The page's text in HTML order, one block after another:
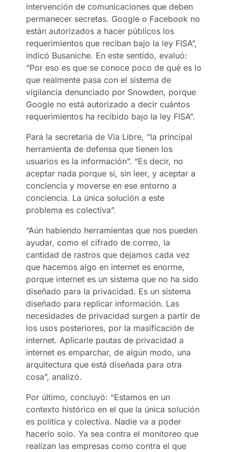
intervención de comunicaciones que deben
permanecer secretas. Google o Facebook no
están autorizados a hacer públicos los
requerimientos que reciban bajo la ley FISA”,
indicó Busaniche. En este sentido, evaluó:
“Por eso es que se conoce poco de qué es lo
que realmente pasa con el sistema de
vigilancia denunciado por Snowden, porque
Google no está autorizado a decir cuántos
requerimientos ha recibido bajo la ley FISA”.
Para la secretaria de Vía Libre, “la principal
herramienta de defensa que tienen los
usuarios es la información”. “Es decir, no
aceptar nada porque sí, sin leer, y aceptar a
conciencia y moverse en ese entorno a
conciencia. La única solución a este
problema es colectiva”.
“Aún habiendo herramientas que nos pueden
ayudar, como el cifrado de correo, la
cantidad de rastros que dejamos cada vez
que hacemos algo en internet es enorme,
porque internet es un sistema que no ha sido
diseñado para la privacidad. Es un sistema
diseñado para replicar información. Las
necesidades de privacidad surgen a partir de
los usos posteriores, por la masificación de
internet. Aplicarle pautas de privacidad a
internet es emparchar, de algún modo, una
arquitectura que está diseñada para otra
cosa”, analizó.
Por último, concluyó: “Estamos en un
contexto histórico en el que la única solución
es política y colectiva. Nadie va a poder
hacerlo solo. Ya sea contra el monitoreo que
realizan las empresas como contra el que